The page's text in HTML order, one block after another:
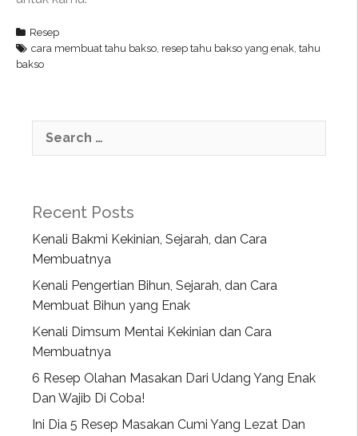
Resep
cara membuat tahu bakso resep tahu bakso yang enak tahu
bakso
Recent Posts
Kenali Bakmi Kekinian, Sejarah, dan Cara
Membuatnya
Kenali Pengertian Bihun, Sejarah, dan Cara
Membuat Bihun yang Enak
Kenali Dimsum Mentai Kekinian dan Cara
Membuatnya
6 Resep Olahan Masakan Dari Udang Yang Enak
Dan Wajib Di Coba!
Ini Dia 5 Resep Masakan Cumi Yang Lezat Dan